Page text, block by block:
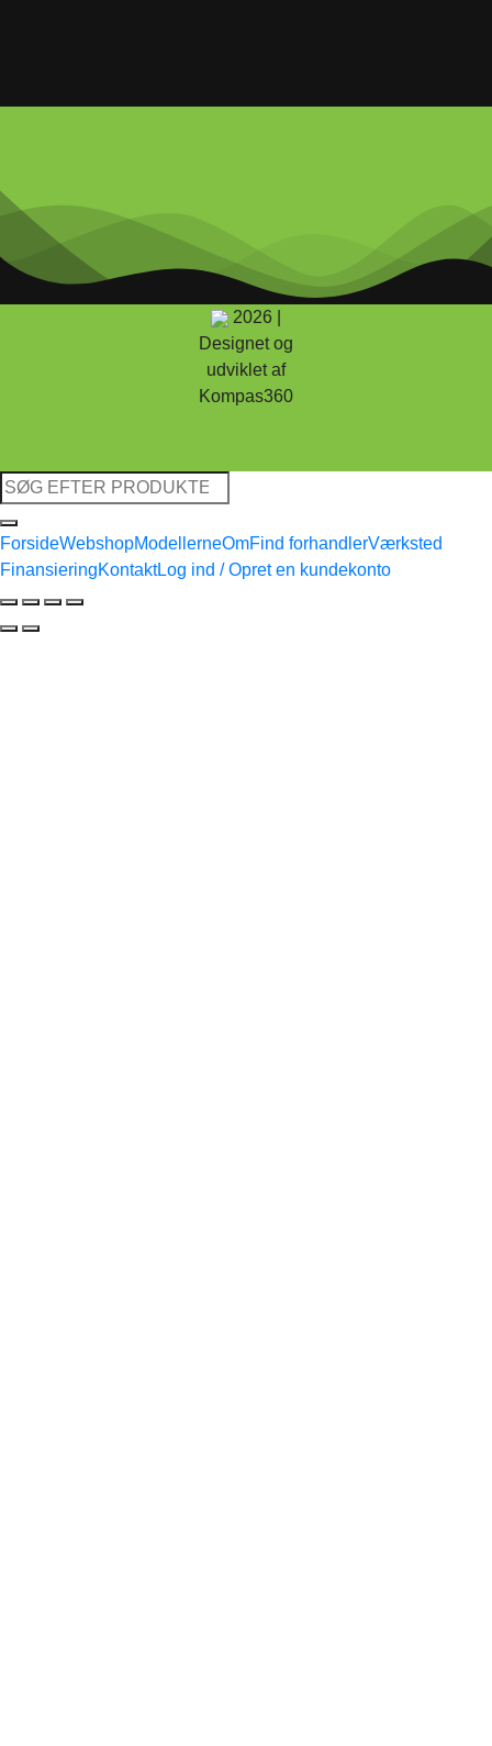
2026 |
Designet og
udviklet af
Kompas360
Søg
efter:
ForsideWebshopModellerneOmFind forhandlerVærksted
FinansieringKontaktLog ind / Opret en kundekonto